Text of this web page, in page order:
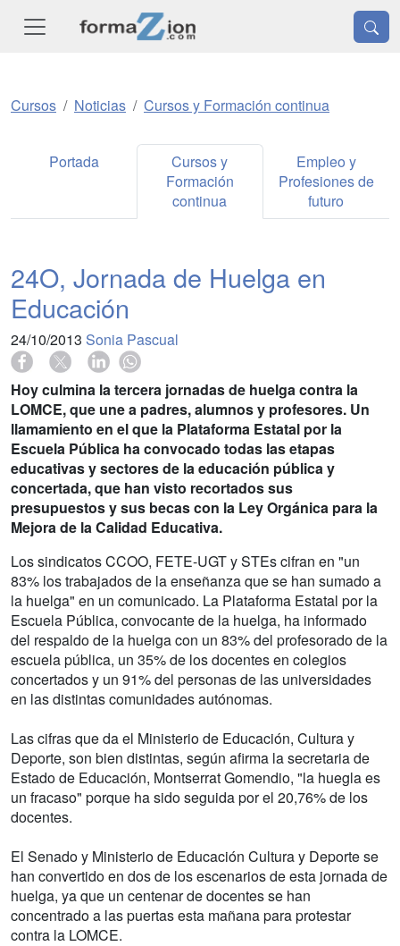
Cursos Noticias Cursos y Formación continua
Portada
Cursos y
Formación
continua
Empleo y
Profesiones de
futuro
24O, Jornada de Huelga en
Educación
24/10/2013 Sonia Pascual
Hoy culmina la tercera jornadas de huelga contra la
LOMCE, que une a padres, alumnos y profesores. Un
llamamiento en el que la Plataforma Estatal por la
Escuela Pública ha convocado todas las etapas
educativas y sectores de la educación pública y
concertada, que han visto recortados sus
presupuestos y sus becas con la Ley Orgánica para la
Mejora de la Calidad Educativa.
Los sindicatos CCOO, FETE-UGT y STEs cifran en "un
83% los trabajados de la enseñanza que se han sumado a
la huelga" en un comunicado. La Plataforma Estatal por la
Escuela Pública, convocante de la huelga, ha informado
del respaldo de la huelga con un 83% del profesorado de la
escuela pública, un 35% de los docentes en colegios
concertados y un 91% del personas de las universidades
en las distintas comunidades autónomas.
Las cifras que da el Ministerio de Educación, Cultura y
Deporte, son bien distintas, según afirma la secretaria de
Estado de Educación, Montserrat Gomendio, "la huegla es
un fracaso" porque ha sido seguida por el 20,76% de los
docentes.
El Senado y Ministerio de Educación Cultura y Deporte se
han convertido en dos de los escenarios de esta jornada de
huelga, ya que un centenar de docentes se han
concentrado a las puertas esta mañana para protestar
contra la LOMCE.